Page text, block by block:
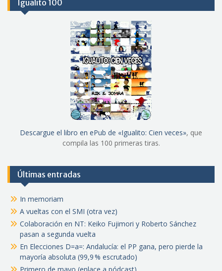
Igualito 100
Descargue el libro en ePub de «Igualito: Cien veces», que
compila las 100 primeras tiras.
Últimas entradas
In memoriam
A vueltas con el SMI (otra vez)
Colaboración en NT: Keiko Fujimori y Roberto Sánchez
pasan a segunda vuelta
En Elecciones D=a=: Andalucía: el PP gana, pero pierde la
mayoría absoluta (99,9 % escrutado)